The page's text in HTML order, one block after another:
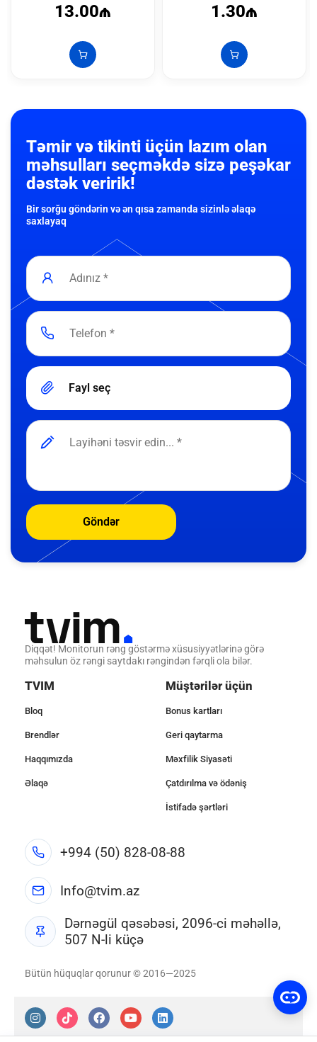
13.00₼ 1.30₼
Təmir və tikinti üçün lazım olan
məhsulları seçməkdə sizə peşəkar
dəstək veririk!
Bir sorğu göndərin və ən qısa zamanda sizinlə əlaqə
saxlayaq
Fayl seç
Göndər
Diqqət! Monitorun rəng göstərmə xüsusiyyətlərinə görə
məhsulun öz rəngi saytdakı rəngindən fərqli ola bilər.
TVIM
Bloq
Brendlər
Haqqımızda
Əlaqə
Müştərilər üçün
Bonus kartları
Geri qaytarma
Məxfilik Siyasəti
Çatdırılma və ödəniş
İstifadə şərtləri
+994 (50) 828-08-88
Info@tvim.az
Dərnəgül qəsəbəsi, 2096-ci məhəllə,
507 N-li küçə
Bütün hüquqlar qorunur © 2016—2025